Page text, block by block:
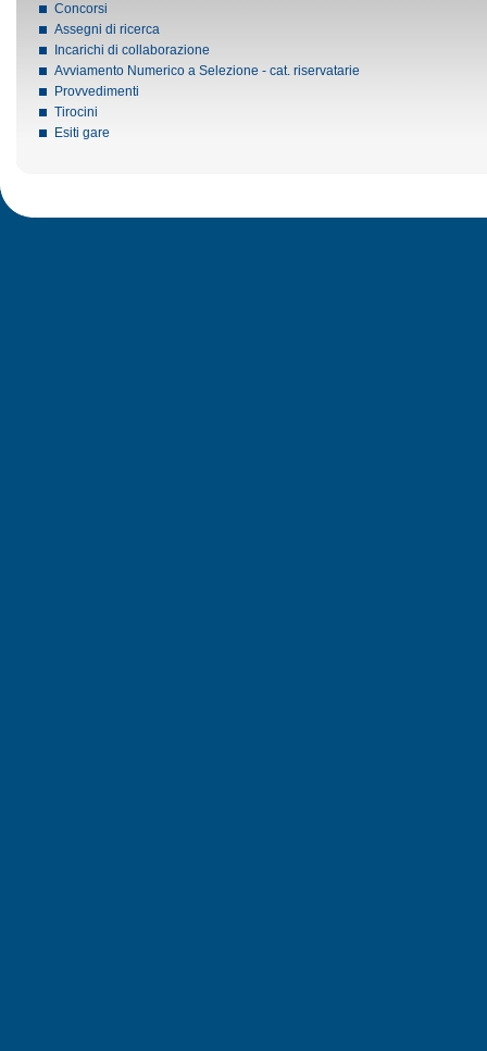
Concorsi
Assegni di ricerca
Incarichi di collaborazione
Avviamento Numerico a Selezione - cat. riservatarie
Provvedimenti
Tirocini
Esiti gare